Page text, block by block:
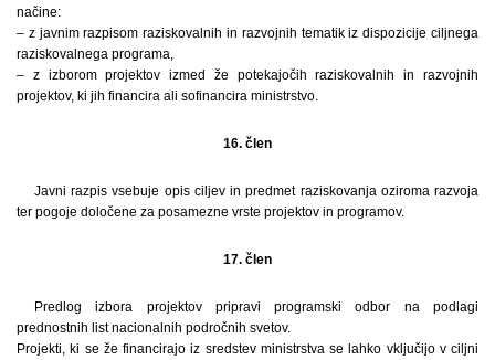
načine:
– z javnim razpisom raziskovalnih in razvojnih tematik iz dispozicije ciljnega
raziskovalnega programa,
– z izborom projektov izmed že potekajočih raziskovalnih in razvojnih
projektov, ki jih financira ali sofinancira ministrstvo.
16. člen
Javni razpis vsebuje opis ciljev in predmet raziskovanja oziroma razvoja
ter pogoje določene za posamezne vrste projektov in programov.
17. člen
Predlog izbora projektov pripravi programski odbor na podlagi
prednostnih list nacionalnih področnih svetov.
Projekti, ki se že financirajo iz sredstev ministrstva se lahko vključijo v ciljni